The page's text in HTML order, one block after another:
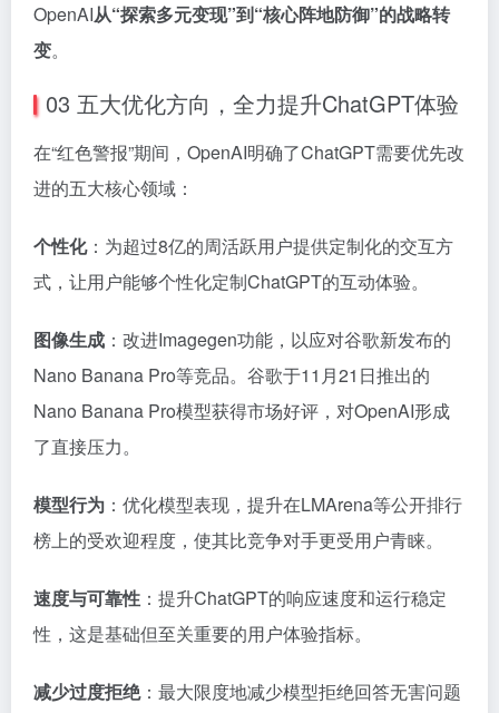
OpenAI从“探索多元变现”到“核心阵地防御”的战略转
变。
03 五大优化方向，全力提升ChatGPT体验
在“红色警报”期间，OpenAI明确了ChatGPT需要优先改
进的五大核心领域：
个性化：为超过8亿的周活跃用户提供定制化的交互方
式，让用户能够个性化定制ChatGPT的互动体验。
图像生成 ：改进Imagegen功能，以应对谷歌新发布的
Nano Banana Pro等竞品。谷歌于11月21日推出的
Nano Banana Pro模型获得市场好评，对OpenAI形成
了直接压力。
模型行为 ：优化模型表现，提升在LMArena等公开排行
榜上的受欢迎程度，使其比竞争对手更受用户青睐。
速度与可靠性 ：提升ChatGPT的响应速度和运行稳定
性，这是基础但至关重要的用户体验指标。
减少过度拒绝：最大限度地减少模型拒绝回答无害问题